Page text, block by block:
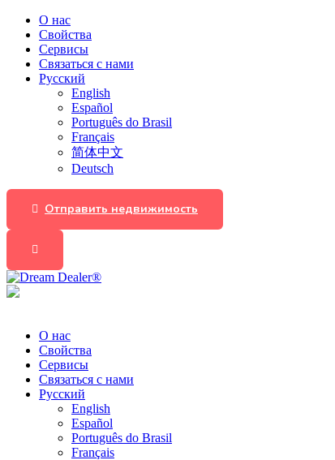
О нас
Свойства
Сервисы
Связаться с нами
Русский
English
Español
Português do Brasil
Français
简体中文
Deutsch
Отправить недвижимость
О нас
Свойства
Сервисы
Связаться с нами
Русский
English
Español
Português do Brasil
Français